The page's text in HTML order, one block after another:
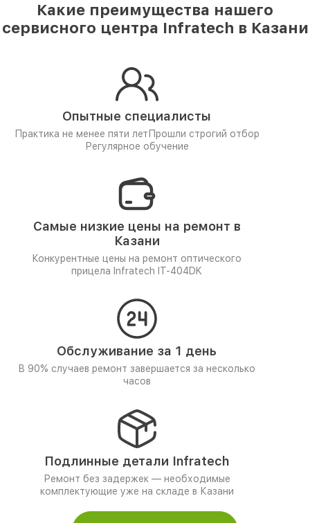
Какие преимущества нашего
сервисного центра Infratech в Казани
Опытные специалисты
Практика не менее пяти лет Прошли строгий отбор
Регулярное обучение
Самые низкие цены на ремонт в
Казани
Конкурентные цены на ремонт оптического
прицела Infratech IT-404DK
Обслуживание за 1 день
В 90% случаев ремонт завершается за несколько
часов
Подлинные детали Infratech
Ремонт без задержек — необходимые
комплектующие уже на складе в Казани